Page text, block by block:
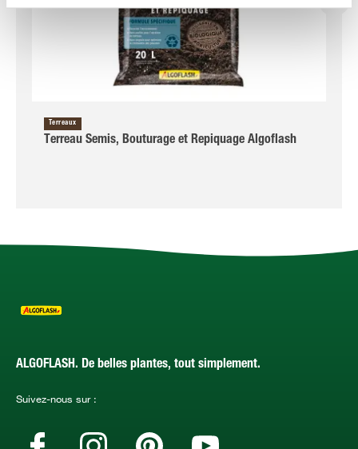
Terreaux
Terreau Semis, Bouturage et Repiquage Algoflash
ALGOFLASH. De belles plantes, tout simplement.
Suivez-nous sur :